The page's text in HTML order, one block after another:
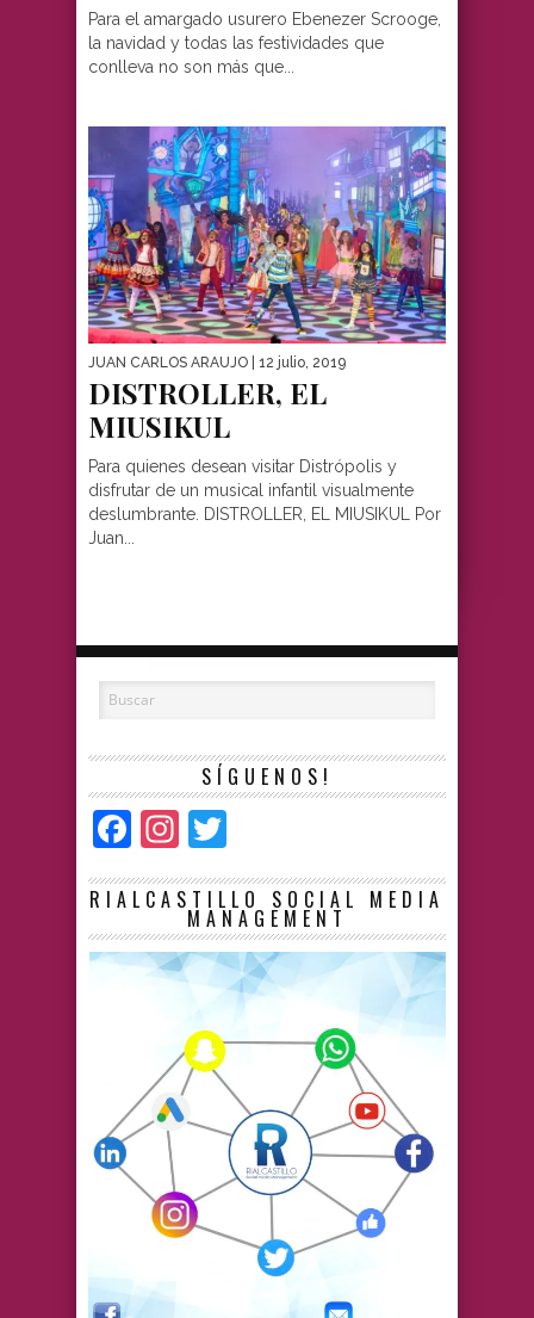
Para el amargado usurero Ebenezer Scrooge,
la navidad y todas las festividades que
conlleva no son más que...
JUAN CARLOS ARAUJO | 12 julio, 2019
DISTROLLER, EL
MIUSIKUL
Para quienes desean visitar Distrópolis y
disfrutar de un musical infantil visualmente
deslumbrante. DISTROLLER, EL MIUSIKUL Por
Juan...
SÍGUENOS!
Facebook
Instagram
RIALCASTILLO SOCIAL MEDIA
MANAGEMENT